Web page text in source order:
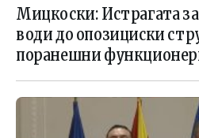
ИСТРАГАТА
Мицкоски: Истрагата
води до опозициски
поранешни